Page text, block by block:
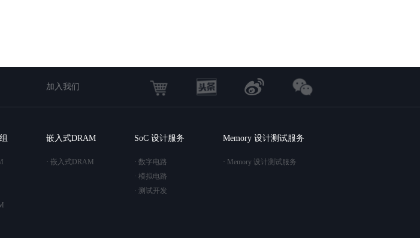
加入我们
嵌入式DRAM
· 嵌入式DRAM
SoC 设计服务
· 数字电路
· 模拟电路
· 测试开发
Memory 设计测试服务
· Memory 设计测试服务